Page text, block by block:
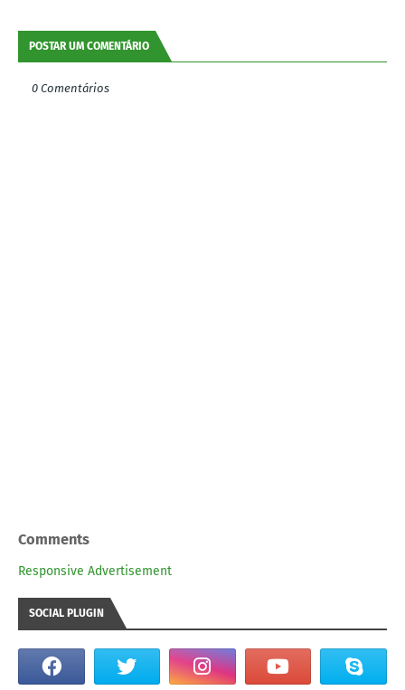
POSTAR UM COMENTÁRIO
0 Comentários
Comments
Responsive Advertisement
SOCIAL PLUGIN